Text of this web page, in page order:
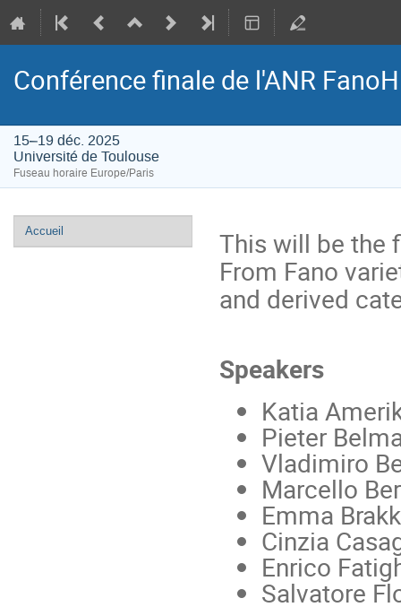
Conférence finale de l'ANR
15–19 déc. 2025
Université de Toulouse
Fuseau horaire Europe/Paris
Menu
de
Accueil
This will be the
From Fano
and derived
Speakers
Katia
Pieter
Vladimiro
Marcello
Emma
Cinzia
Enrico
Salvatore